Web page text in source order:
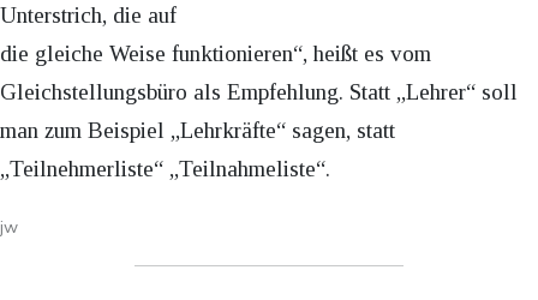
Unterstrich, die auf
die gleiche Weise funktionieren“, heißt es vom
Gleichstellungsbüro als Empfehlung. Statt „Lehrer“ soll
man zum Beispiel „Lehrkräfte“ sagen, statt
„Teilnehmerliste“ „Teilnahmeliste“.
jw